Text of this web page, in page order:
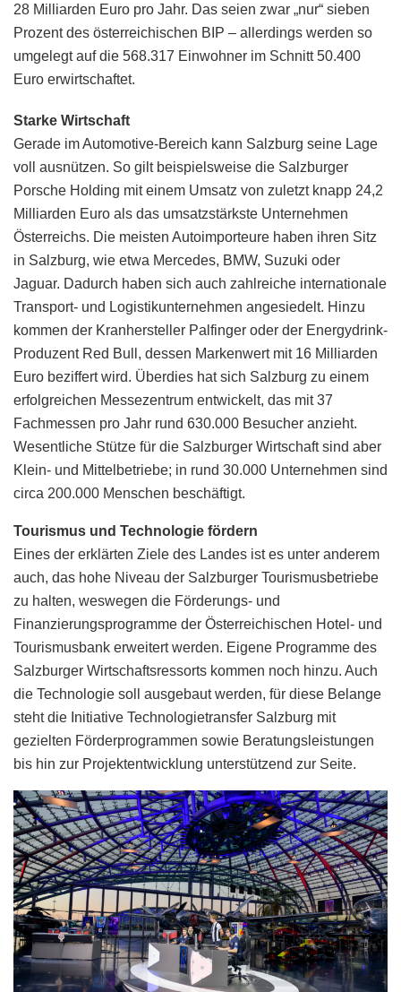
28 Milliarden Euro pro Jahr. Das seien zwar „nur“ sieben
Prozent des österreichischen BIP – allerdings werden so
umgelegt auf die 568.317 Einwohner im Schnitt 50.400
Euro erwirtschaftet.
Starke Wirtschaft
Gerade im Automotive-Bereich kann Salzburg seine Lage
voll ausnützen. So gilt beispielsweise die Salzburger
Porsche Holding mit einem Umsatz von zuletzt knapp 24,2
Milliarden Euro als das umsatzstärkste Unternehmen
Österreichs. Die meisten Autoimporteure haben ihren Sitz
in Salzburg, wie etwa Mercedes, BMW, Suzuki oder
Jaguar. Dadurch haben sich auch zahlreiche internationale
Transport- und Logistikunternehmen angesiedelt. Hinzu
kommen der Kranhersteller Palfinger oder der Energydrink-
Produzent Red Bull, dessen Markenwert mit 16 Milliarden
Euro beziffert wird. Überdies hat sich Salzburg zu einem
erfolgreichen Messezentrum entwickelt, das mit 37
Fachmessen pro Jahr rund 630.000 Besucher anzieht.
Wesentliche Stütze für die Salzburger Wirtschaft sind aber
Klein- und Mittelbetriebe; in rund 30.000 Unternehmen sind
circa 200.000 Menschen beschäftigt.
Tourismus und Technologie fördern
Eines der erklärten Ziele des Landes ist es unter anderem
auch, das hohe Niveau der Salzburger Tourismusbetriebe
zu halten, weswegen die Förderungs- und
Finanzierungsprogramme der Österreichischen Hotel- und
Tourismusbank erweitert werden. Eigene Programme des
Salzburger Wirtschaftsressorts kommen noch hinzu. Auch
die Technologie soll ausgebaut werden, für diese Belange
steht die Initiative Technologietransfer Salzburg mit
gezielten Förderprogrammen sowie Beratungsleistungen
bis hin zur Projektentwicklung unterstützend zur Seite.